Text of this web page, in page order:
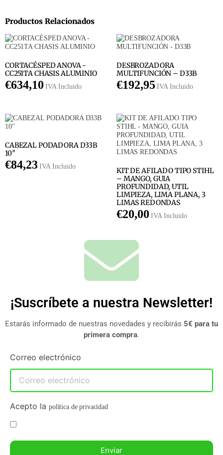
Productos Relacionados
CORTACÉSPED ANOVA -
CC251TA CHASIS ALUMINIO
€634,10 IVA Incluido
DESBROZADORA
MULTIFUNCIÓN – D33B
€192,95 IVA Incluido
CABEZAL PODADORA D33B
10″
€84,23 IVA Incluido
KIT DE AFILADO TIPO STIHL
– MANGO, GUIA
PROFUNDIDAD, UTIL
LIMPIEZA, LIMA PLANA, 3
LIMAS REDONDAS
€20,00 IVA Incluido
¡Suscríbete a nuestra Newsletter!
Estarás informado de nuestras novedades y recibirás 5€ para tu
primera compra.
Correo electrónico
Acepto la política de privacidad
Enviar